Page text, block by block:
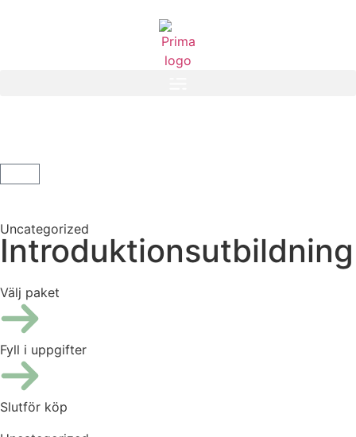
Uncategorized
Introduktionsutbildning
Välj paket
Fyll i uppgifter
Slutför köp